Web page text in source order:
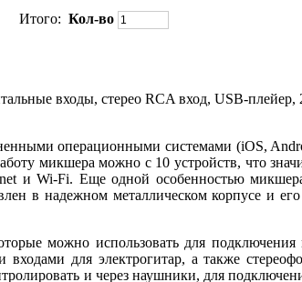
Итого: Кол-во
входы, стерео RCA вход, USB-плейер,
операционными системами (iOS,
микшера можно с 10 устройств, что
и Wi-Fi. Еще одной особенностью
в надежном металлическом корпусе и
можно использовать для
для электрогитар, а также
и через наушники, для